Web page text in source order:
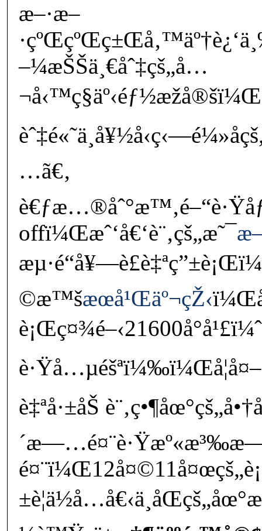
æ–·æ–
–¼æŠŠä¸€åˆ‡çš„å…
…ã€‚
offï¼Œæˆ‘å€‘è¨‚çš„æ˜¯
©æ™šæœ­å¹Œäº¬çŽ‹
è·Ÿå…µéšªï¼‰ï¼Œå¦å¤–
è‡ªå·±åŠ